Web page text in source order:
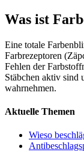
Was ist
Eine totale
Farbrezeptoren
Fehlen der
Stäbchen aktiv sind
wahrnehmen.
Aktuelle Themen
Wieso